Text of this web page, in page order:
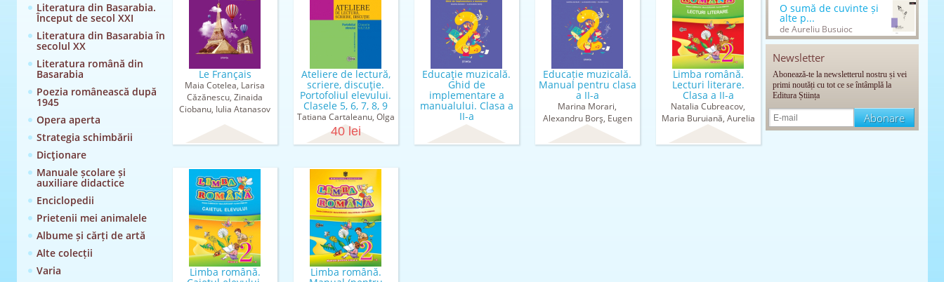
Literatura din Basarabia.
Început de secol XXI
Literatura din Basarabia în
secolul XX
Literatura română din
Basarabia
Poezia românească după
1945
Opera aperta
Strategia schimbării
Dicţionare
Manuale școlare și
auxiliare didactice
Enciclopedii
Prietenii mei animalele
Albume și cărți de artă
Alte colecții
Varia
Le Français
Maia Cotelea, Larisa
Căzănescu, Zinaida
Ciobanu, Iulia Atanasov
Ateliere de lectură,
scriere, discuţie.
Portofoliul elevului.
Clasele 5, 6, 7, 8, 9
Tatiana Cartaleanu, Olga
Cosovan
40 lei
Educaţie muzicală.
Ghid de
implementare a
manualului. Clasa a
II-a
Marina Morari,
Alexandru Borş, Eugen
Educație muzicală.
Manual pentru clasa
a II-a
Marina Morari,
Alexandru Borş, Eugen
Coroi
Limba română.
Lecturi literare.
Clasa a II-a
Natalia Cubreacov,
Maria Buruiană, Aurelia
Ermicioi
Limba română. Limba română.
O sumă de cuvinte și
alte p...
de Aureliu Busuioc
Newsletter
Abonează-te la newsletterul nostru și vei
primi noutăți cu tot ce se întâmplă la
Editura Știința